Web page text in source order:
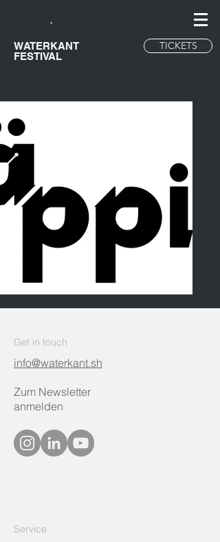
WATERKANT
FESTIVAL
TICKETS
Get in touch
info@waterkant.sh
Zum Newsletter
anmelden
Service